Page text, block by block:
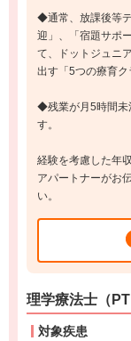
◆通常、放課後等
迎」、「宿題サポ
て、ドットジュニ
出す「5つの療育ク
◆残業が月5時間未
す。
経験を考慮した年
アパートナーがお
い。
理学療法士（
対象疾患